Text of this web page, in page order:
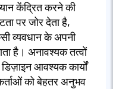
केंद्रित करने की
पर जोर देता है,
व्यवधान के अपनी
है। अनावश्यक तत्वों
आवश्यक कार्यों
को बेहतर अनुभव